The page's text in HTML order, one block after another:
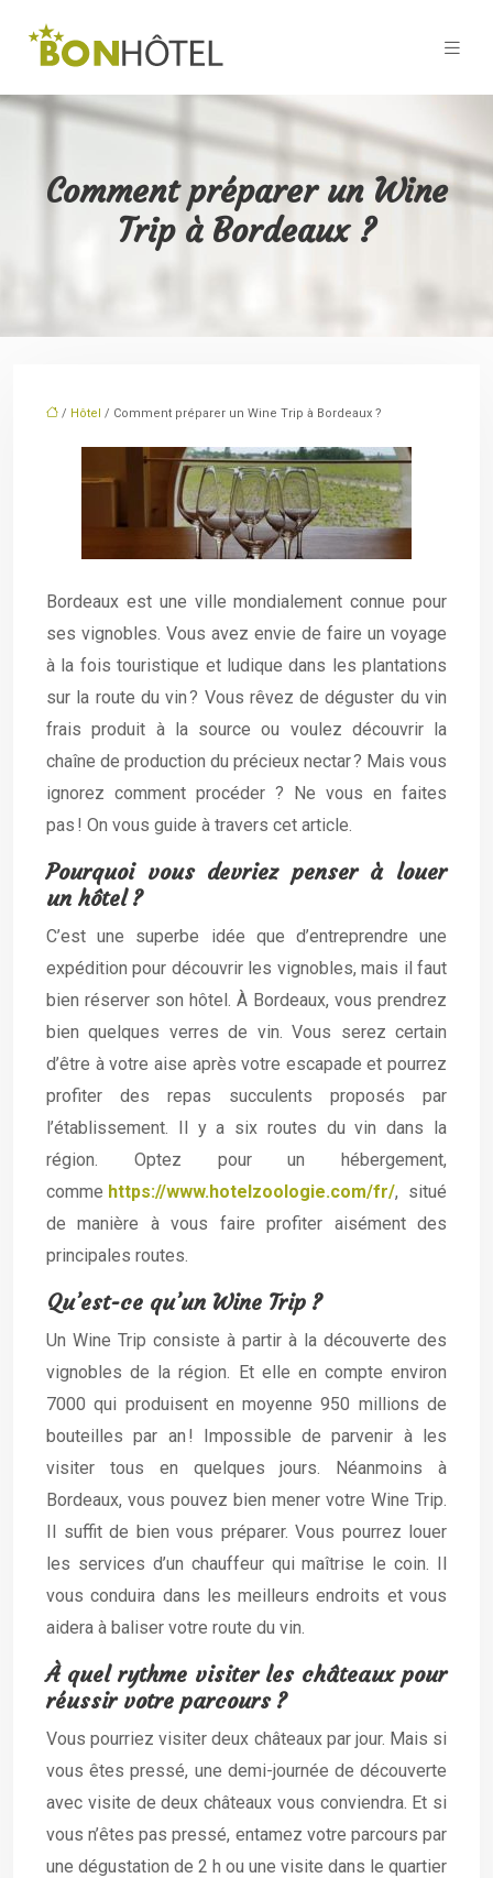
Comment préparer un Wine
Trip à Bordeaux ?
/ Hôtel / Comment préparer un Wine Trip à Bordeaux ?
Bordeaux est une ville mondialement connue pour
ses vignobles. Vous avez envie de faire un voyage
à la fois touristique et ludique dans les plantations
sur la route du vin ? Vous rêvez de déguster du vin
frais produit à la source ou voulez découvrir la
chaîne de production du précieux nectar ? Mais vous
ignorez comment procéder ? Ne vous en faites
pas ! On vous guide à travers cet article.
Pourquoi vous devriez penser à louer
un hôtel ?
C’est une superbe idée que d’entreprendre une
expédition pour découvrir les vignobles, mais il faut
bien réserver son hôtel. À Bordeaux, vous prendrez
bien quelques verres de vin. Vous serez certain
d’être à votre aise après votre escapade et pourrez
profiter des repas succulents proposés par
l’établissement. Il y a six routes du vin dans la
région. Optez pour un hébergement,
comme https://www.hotelzoologie.com/fr/, situé
de manière à vous faire profiter aisément des
principales routes.
Qu’est-ce qu’un Wine Trip ?
Un Wine Trip consiste à partir à la découverte des
vignobles de la région. Et elle en compte environ
7000 qui produisent en moyenne 950 millions de
bouteilles par an ! Impossible de parvenir à les
visiter tous en quelques jours. Néanmoins à
Bordeaux, vous pouvez bien mener votre Wine Trip.
Il suffit de bien vous préparer. Vous pourrez louer
les services d’un chauffeur qui maîtrise le coin. Il
vous conduira dans les meilleurs endroits et vous
aidera à baliser votre route du vin.
À quel rythme visiter les châteaux pour
réussir votre parcours ?
Vous pourriez visiter deux châteaux par jour. Mais si
vous êtes pressé, une demi-journée de découverte
avec visite de deux châteaux vous conviendra. Et si
vous n’êtes pas pressé, entamez votre parcours par
une dégustation de 2 h ou une visite dans le quartier